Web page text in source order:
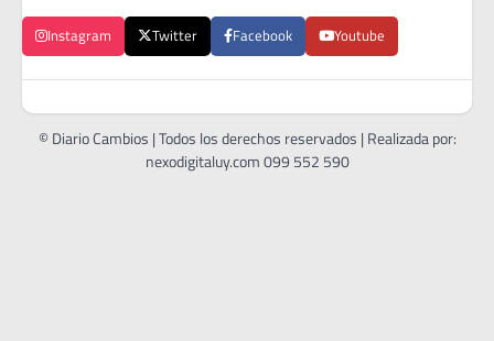
Instagram Twitter Facebook Youtube